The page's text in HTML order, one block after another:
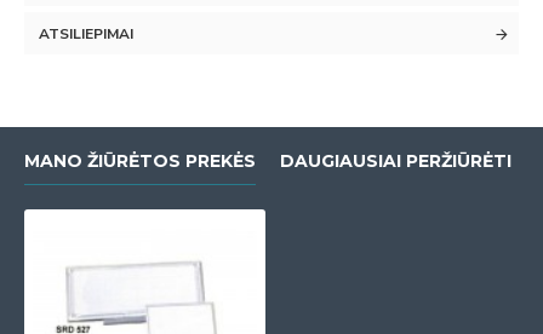
ATSILIEPIMAI
MANO ŽIŪRĖTOS PREKĖS DAUGIAUSIAI PERŽIŪRĖTI